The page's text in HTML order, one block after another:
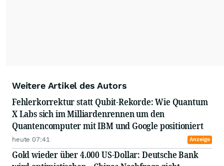
Weitere Artikel des Autors
Fehlerkorrektur statt Qubit-Rekorde: Wie Quantum
X Labs sich im Milliardenrennen um den
Quantencomputer mit IBM und Google positioniert
heute 07:41 Anzeige
Gold wieder über 4.000 US-Dollar: Deutsche Bank